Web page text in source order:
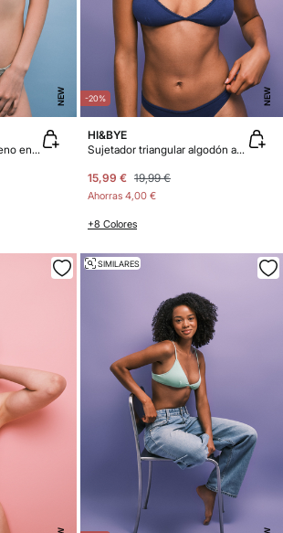
NEW
Sujetador triangular relleno encaje verde
-20% NEW
HI&BYE
Sujetador triangular algodón azul eléctrico
15,99 € 19,99 €
Ahorras 4,00 €
+8 Colores
SIMILARES